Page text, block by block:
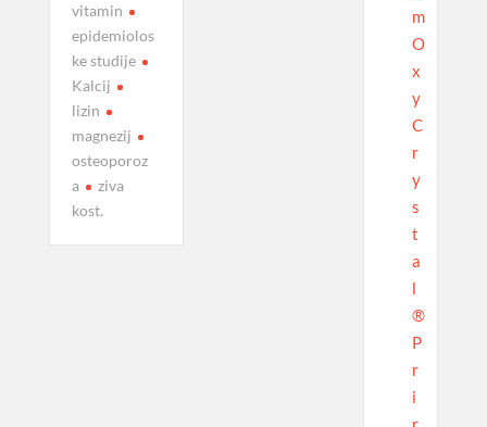
vitamin
epidemiolos
ke studije
Kalcij
lizin
magnezij
osteoporoz
a
ziva
kost.
m
O
x
y
C
r
y
s
t
a
l
®
P
r
i